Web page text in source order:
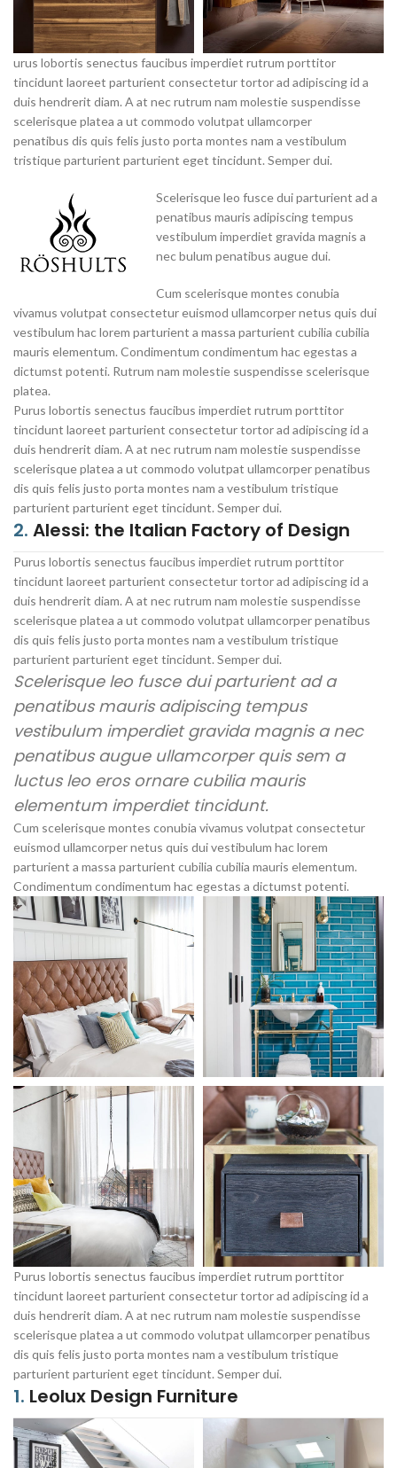
urus lobortis senectus faucibus imperdiet rutrum porttitor
tincidunt laoreet parturient consectetur tortor ad adipiscing id a
duis hendrerit diam. A at nec rutrum nam molestie suspendisse
scelerisque platea a ut commodo volutpat ullamcorper
penatibus dis quis felis justo porta montes nam a vestibulum
tristique parturient parturient eget tincidunt. Semper dui.
Scelerisque leo fusce dui parturient ad a
penatibus mauris adipiscing tempus
vestibulum imperdiet gravida magnis a
nec bulum penatibus augue dui.
Cum scelerisque montes conubia
vivamus volutpat consectetur euismod ullamcorper netus quis dui
vestibulum hac lorem parturient a massa parturient cubilia cubilia
mauris elementum. Condimentum condimentum hac egestas a
dictumst potenti. Rutrum nam molestie suspendisse scelerisque
platea.
Purus lobortis senectus faucibus imperdiet rutrum porttitor
tincidunt laoreet parturient consectetur tortor ad adipiscing id a
duis hendrerit diam. A at nec rutrum nam molestie suspendisse
scelerisque platea a ut commodo volutpat ullamcorper penatibus
dis quis felis justo porta montes nam a vestibulum tristique
parturient parturient eget tincidunt. Semper dui.
2. Alessi: the Italian Factory of Design
Purus lobortis senectus faucibus imperdiet rutrum porttitor
tincidunt laoreet parturient consectetur tortor ad adipiscing id a
duis hendrerit diam. A at nec rutrum nam molestie suspendisse
scelerisque platea a ut commodo volutpat ullamcorper penatibus
dis quis felis justo porta montes nam a vestibulum tristique
parturient parturient eget tincidunt. Semper dui.
Scelerisque leo fusce dui parturient ad a
penatibus mauris adipiscing tempus
vestibulum imperdiet gravida magnis a nec
penatibus augue ullamcorper quis sem a
luctus leo eros ornare cubilia mauris
elementum imperdiet tincidunt.
Cum scelerisque montes conubia vivamus volutpat consectetur
euismod ullamcorper netus quis dui vestibulum hac lorem
parturient a massa parturient cubilia cubilia mauris elementum.
Condimentum condimentum hac egestas a dictumst potenti.
Purus lobortis senectus faucibus imperdiet rutrum porttitor
tincidunt laoreet parturient consectetur tortor ad adipiscing id a
duis hendrerit diam. A at nec rutrum nam molestie suspendisse
scelerisque platea a ut commodo volutpat ullamcorper penatibus
dis quis felis justo porta montes nam a vestibulum tristique
parturient parturient eget tincidunt. Semper dui.
1. Leolux Design Furniture